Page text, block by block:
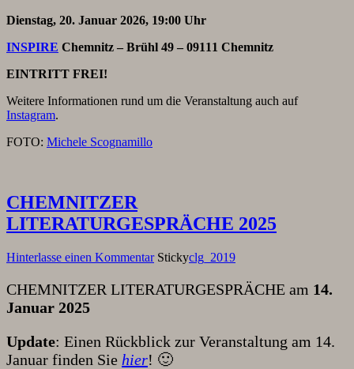
Dienstag, 20. Januar 2026, 19:00 Uhr
INSPIRE Chemnitz – Brühl 49 – 09111 Chemnitz
EINTRITT FREI!
Weitere Informationen rund um die Veranstaltung auch auf
Instagram.
FOTO: Michele Scognamillo
CHEMNITZER
LITERATURGESPRÄCHE 2025
Hinterlasse einen Kommentar Stickyclg_2019
CHEMNITZER LITERATURGESPRÄCHE am 14.
Januar 2025
Update: Einen Rückblick zur Veranstaltung am 14.
Januar finden Sie hier! 🙂